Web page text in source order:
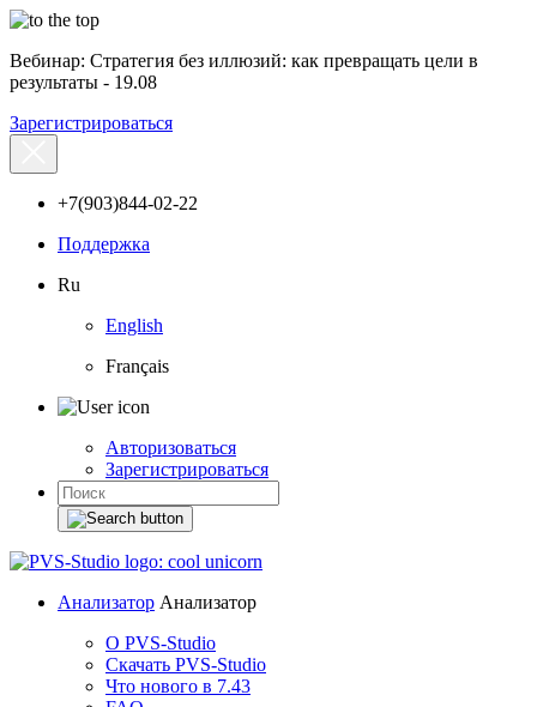
Вебинар: Стратегия без иллюзий: как превращать цели в
результаты - 19.08
Зарегистрироваться
+7(903)844-02-22
Поддержка
Ru
English
Français
Авторизоваться
Зарегистрироваться
Анализатор Анализатор
О PVS-Studio
Скачать PVS-Studio
Что нового в 7.43